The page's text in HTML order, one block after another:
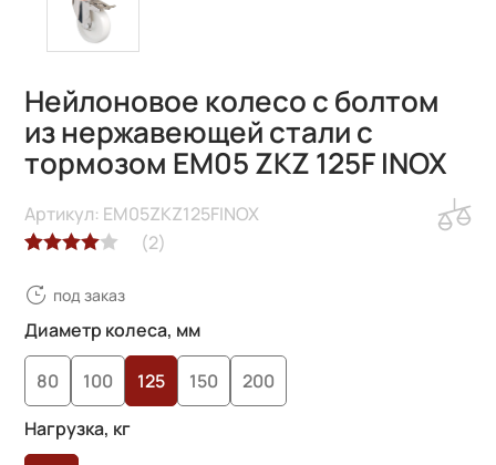
Нейлоновое колесо с болтом
из нержавеющей стали с
тормозом EM05 ZKZ 125F INOX
4.00из 5
на основе
опроса
пользователей
(2)
Артикул: EM05ZKZ125FINOX
под заказ
Диаметр колеса, мм
80 100 125 150
200
Нагрузка, кг